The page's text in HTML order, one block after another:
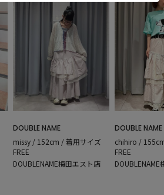
DOUBLE NAME
missy / 152cm / 着用サイズ
FREE
DOUBLENAME梅田エスト店
DOUBLE NAME
chihiro /
FREE